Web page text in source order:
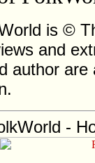
is ©
and
author
-